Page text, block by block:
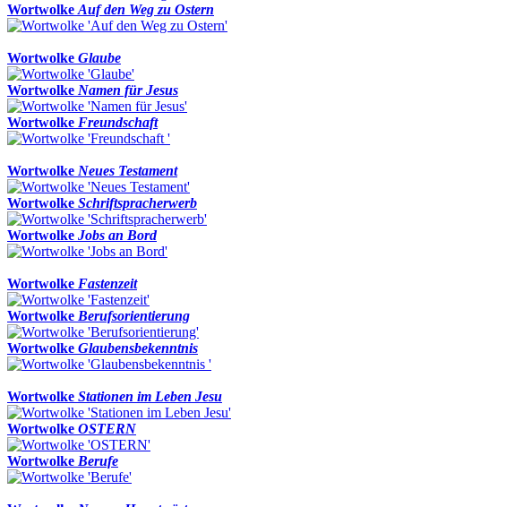
Wortwolke Auf den Weg zu Ostern
Wortwolke Glaube
Wortwolke Namen für Jesus
Wortwolke Freundschaft
Wortwolke Neues Testament
Wortwolke Schriftspracherwerb
Wortwolke Jobs an Bord
Wortwolke Fastenzeit
Wortwolke Berufsorientierung
Wortwolke Glaubensbekenntnis
Wortwolke Stationen im Leben Jesu
Wortwolke OSTERN
Wortwolke Berufe